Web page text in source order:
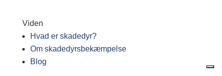
Viden
Hvad er skadedyr?
Om skadedyrsbekæmpelse
Blog